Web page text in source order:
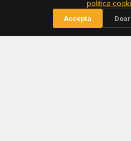
Termeni și condiții
Politica de confidențialitate
politica
Accepta